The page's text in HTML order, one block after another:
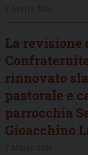
La revisione
rinnovato
pastorale e
parrocchia
Gioacchino